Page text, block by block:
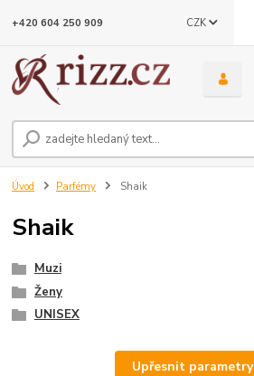
CZK
+420 604 250 909
Úvod Parfémy Shaik
Shaik
Muzi
Ženy
UNISEX
Upřesnit parametry